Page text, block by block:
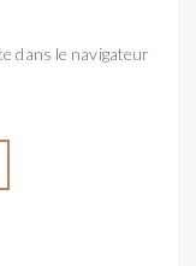
dans le navigateur